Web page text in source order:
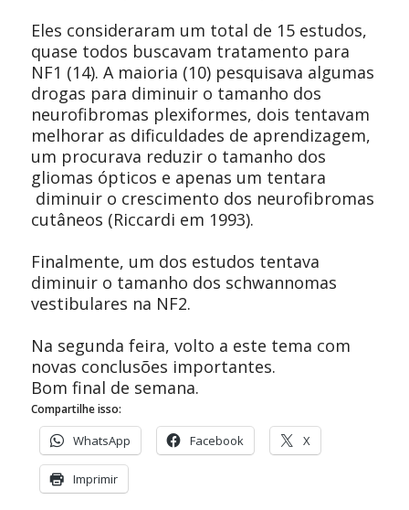
Eles consideraram um total de 15 estudos,
quase todos buscavam tratamento para
NF1 (14). A maioria (10) pesquisava algumas
drogas para diminuir o tamanho dos
neurofibromas plexiformes, dois tentavam
melhorar as dificuldades de aprendizagem,
um procurava reduzir o tamanho dos
gliomas ópticos e apenas um tentara
diminuir o crescimento dos neurofibromas
cutâneos (Riccardi em 1993).
Finalmente, um dos estudos tentava
diminuir o tamanho dos schwannomas
vestibulares na NF2.
Na segunda feira, volto a este tema com
novas conclusões importantes.
Bom final de semana.
Compartilhe isso:
WhatsApp Facebook X
Imprimir